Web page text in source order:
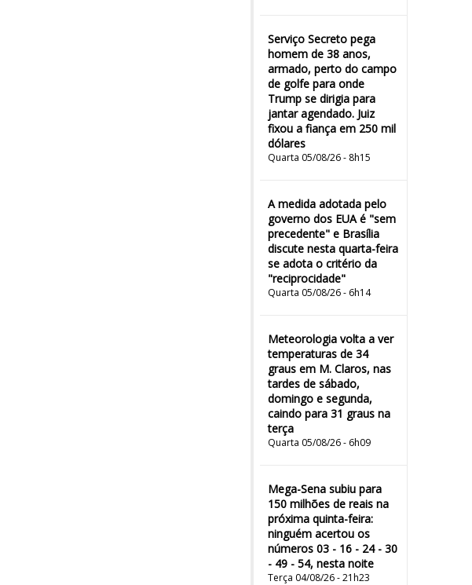
Serviço Secreto pega
homem de 38 anos,
armado, perto do campo
de golfe para onde
Trump se dirigia para
jantar agendado. Juiz
fixou a fiança em 250 mil
dólares
Quarta 05/08/26 - 8h15
A medida adotada pelo
governo dos EUA é "sem
precedente" e Brasília
discute nesta quarta-feira
se adota o critério da
"reciprocidade"
Quarta 05/08/26 - 6h14
Meteorologia volta a ver
temperaturas de 34
graus em M. Claros, nas
tardes de sábado,
domingo e segunda,
caindo para 31 graus na
terça
Quarta 05/08/26 - 6h09
Mega-Sena subiu para
150 milhões de reais na
próxima quinta-feira:
ninguém acertou os
números 03 - 16 - 24 - 30
- 49 - 54, nesta noite
Terça 04/08/26 - 21h23